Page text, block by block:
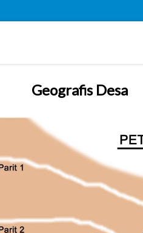
Geografis Desa